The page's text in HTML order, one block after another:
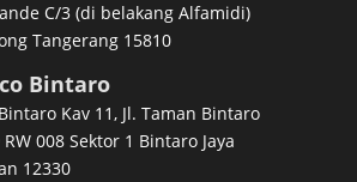
C/3 (di belakang Alfamidi)
Tangerang 15810
Bintaro
Kav 11, Jl. Taman Bintaro
008 Sektor 1 Bintaro Jaya
12330